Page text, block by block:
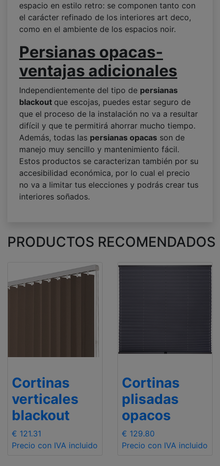
espacio en estilo retro: se componen tanto con
el carácter refinado de los interiores art deco,
como en el ambiente de los espacios noir.
Persianas opacas-
ventajas adicionales
Independientemente del tipo de persianas
blackout que escojas, puedes estar seguro de
que el proceso de la instalación no va a resultar
difícil y que te permitirá ahorrar mucho tiempo.
Además, todas las persianas opacas son de
manejo muy sencillo y mantenimiento fácil.
Estos productos se caracterizan también por su
accesibilidad económica, por lo cual el precio
no va a limitar tus elecciones y podrás crear tus
interiores soñados.
PRODUCTOS RECOMENDADOS
Cortinas
verticales
blackout
€ 121.31
Precio con IVA incluido
Cortinas
plisadas
opacos
€ 129.80
Precio con IVA incluido